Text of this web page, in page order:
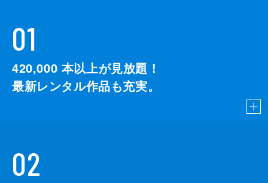
01
420,000 本以上が見放題！
最新レンタル作品も充実。
02